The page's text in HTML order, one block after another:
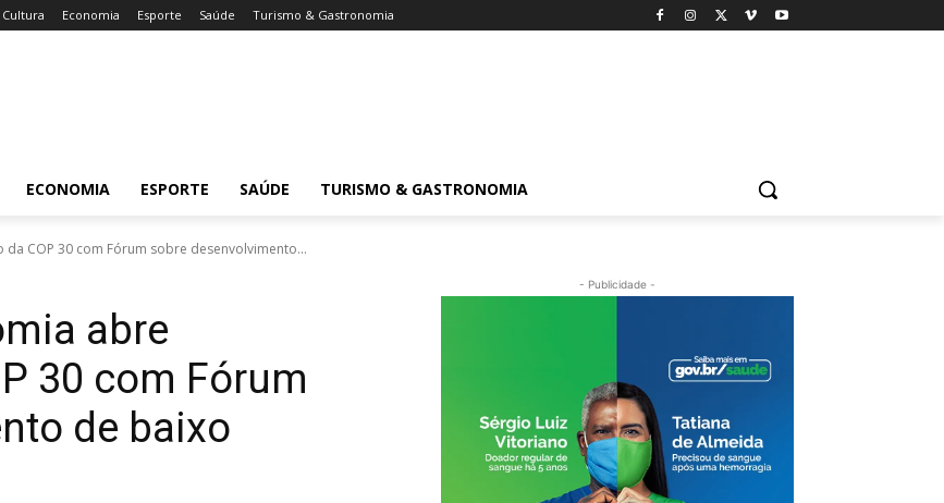
Cultura Economia Esporte Saúde Turismo & Gastronomia
ECONOMIA ESPORTE SAÚDE TURISMO & GASTRONOMIA
COP 30 com Fórum sobre desenvolvimento...
abre
30 com Fórum
de baixo
- Publicidade -